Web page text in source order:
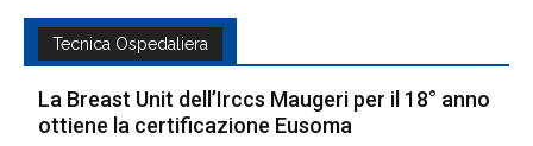
Tecnica Ospedaliera
La Breast Unit dell’Irccs Maugeri per il 18° anno
ottiene la certificazione Eusoma